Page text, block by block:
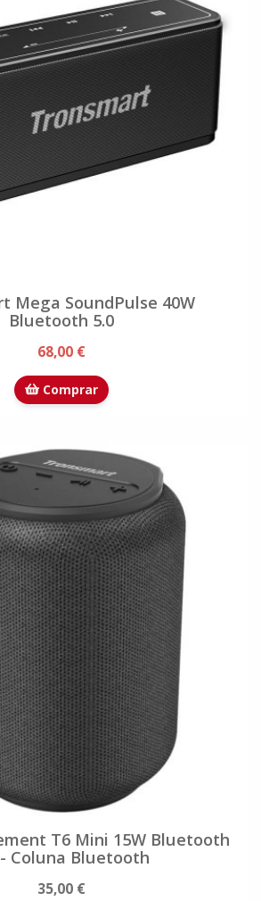
Mega SoundPulse 40W
Bluetooth 5.0
68,00 €
Comprar
T6 Mini 15W Bluetooth
- Coluna Bluetooth
35,00 €